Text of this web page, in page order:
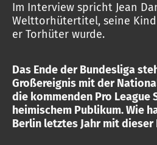
Im Interview spricht Jean
Welttorhütertitel, seine
er Torhüter wurde.
Das Ende der Bundesliga
Großereignis mit der
die kommenden Pro League
heimischem Publikum. Wie
Berlin letztes Jahr mit